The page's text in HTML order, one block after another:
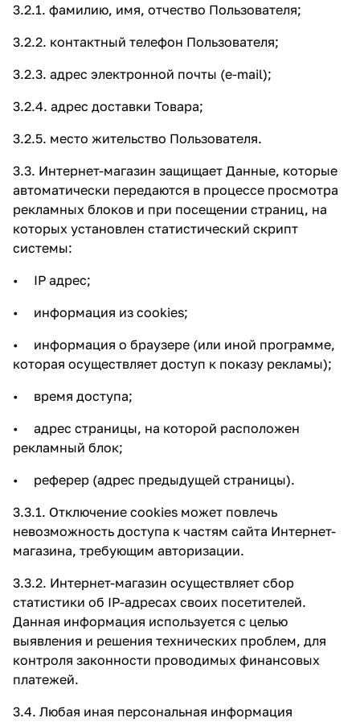
3.2.1. фамилию, имя, отчество Пользователя;
3.2.2. контактный телефон Пользователя;
3.2.3. адрес электронной почты (e-mail);
3.2.4. адрес доставки Товара;
3.2.5. место жительство Пользователя.
3.3. Интернет-магазин защищает Данные, которые
автоматически передаются в процессе просмотра
рекламных блоков и при посещении страниц, на
которых установлен статистический скрипт
системы:
• IP адрес;
• информация из cookies;
• информация о браузере (или иной программе,
которая осуществляет доступ к показу рекламы);
• время доступа;
• адрес страницы, на которой расположен
рекламный блок;
• реферер (адрес предыдущей страницы).
3.3.1. Отключение cookies может повлечь
невозможность доступа к частям сайта Интернет-
магазина, требующим авторизации.
3.3.2. Интернет-магазин осуществляет сбор
статистики об IP-адресах своих посетителей.
Данная информация используется с целью
выявления и решения технических проблем, для
контроля законности проводимых финансовых
платежей.
3.4. Любая иная персональная информация